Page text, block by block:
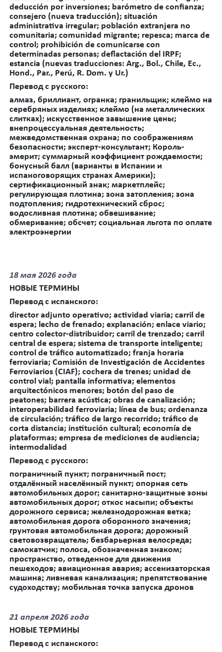
deducción por inversiones; barómetro de confianza;
consejero (nueva traducción); situación
administrativa irregular; población extranjera no
comunitaria; comunidad migrante; repesca; marca de
control; prohibición de comunicarse con
determinadas personas; deflactación del IRPF;
estancia (nuevas traducciones: Arg., Bol., Chile, Ec.,
Hond., Par., Perú, R. Dom. y Ur.)
Перевод с русского:
алмаз, бриллиант, огранка; гранильщик; клеймо на
серебряных изделиях; клеймо (на металлических
слитках); искусственное завышение цены;
внепроцессуальная деятельность;
межведомственная охрана; по соображениям
безопасности; эксперт-консультант; Король-
эмерит; суммарный коэффициент рождаемости;
бонусный балл (варианты в Испании и
испаноговорящих странах Америки);
сертификационный знак; маркетплейс;
регулирующая плотина; зона затопления; зона
подтопления; гидротехнический сброс;
водосливная плотина; обвешивание;
обмеривание; обсчет; социальная льгота по оплате
электроэнергии
18 мая 2026 года
НОВЫЕ ТЕРМИНЫ
Перевод с испанского:
director adjunto operativo; actividad viaria; carril de
espera; lecho de frenado; explanación; enlace viario;
centro colector-distribuidor; carril de trenzado; carril
central de espera; sistema de transporte inteligente;
control de tráfico automatizado; franja horaria
ferroviaria; Comisión de Investigación de Accidentes
Ferroviarios (CIAF); cochera de trenes; unidad de
control vial; pantalla informativa; elementos
arquitectónicos menores; botón del paso de
peatones; barrera acústica; obras de canalización;
interoperabilidad ferroviaria; línea de bus; ordenanza
de circulación; tráfico de largo recorrido; tráfico de
corta distancia; institución cultural; economía de
plataformas; empresa de mediciones de audiencia;
intermodalidad
Перевод с русского:
пограничный пункт; пограничный пост;
отдалённый населённый пункт; опорная сеть
автомобильных дорог; санитарно-защитные зоны
автомобильных дорог; откос насыпи; объекты
дорожного сервиса; железнодорожная ветка;
автомобильная дорога оборонного значения;
грунтовая автомобильная дорога; дорожный
световозвращатель; безбарьерная велосреда;
самокатчик; полоса, обозначенная знаком;
пространство, отведенное для движения
пешеходов; авиационная авария; ассенизаторская
машина; ливневая канализация; препятствование
судоходству; мобильная точка запуска дронов
21 апреля 2026 года
НОВЫЕ ТЕРМИНЫ
Перевод с испанского: